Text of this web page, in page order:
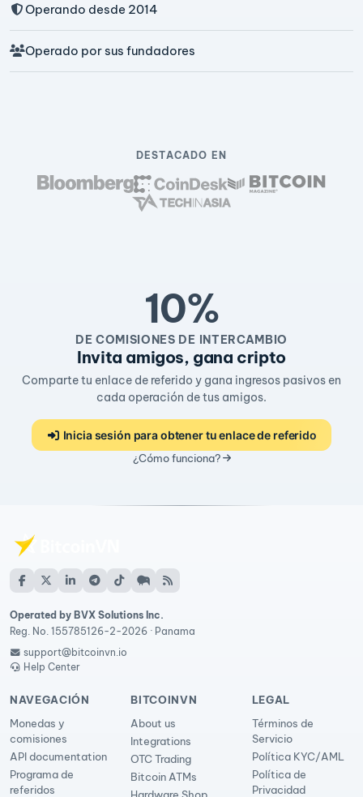
Operando desde 2014
Operado por sus fundadores
DESTACADO EN
10%
DE COMISIONES DE INTERCAMBIO
Invita amigos, gana cripto
Comparte tu enlace de referido y gana ingresos pasivos en
cada operación de tus amigos.
Inicia sesión para obtener tu enlace de referido
¿Cómo funciona?
Operated by BVX Solutions Inc.
Reg. No. 155785126-2-2026 · Panama
support@bitcoinvn.io
Help Center
NAVEGACIÓN
Monedas y
comisiones
API documentation
Programa de
referidos
BITCOINVN
About us
Integrations
OTC Trading
Bitcoin ATMs
LEGAL
Términos de
Servicio
Política KYC/AML
Política de
Privacidad